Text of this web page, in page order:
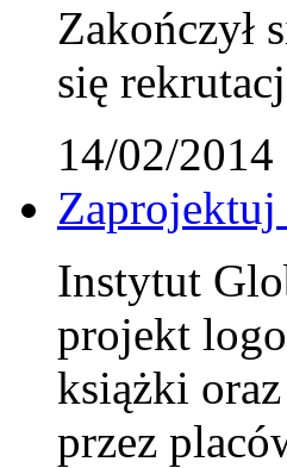
Zakończył
się
14/02/
Zaprojektuj
Instytut
projekt
książki
przez